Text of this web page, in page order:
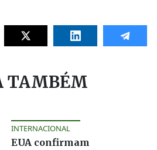
TAMBÉM
INTERNACIONAL
EUA confirmam